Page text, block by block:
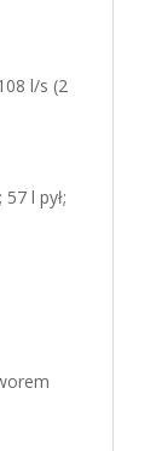
l/s (2
l pył;